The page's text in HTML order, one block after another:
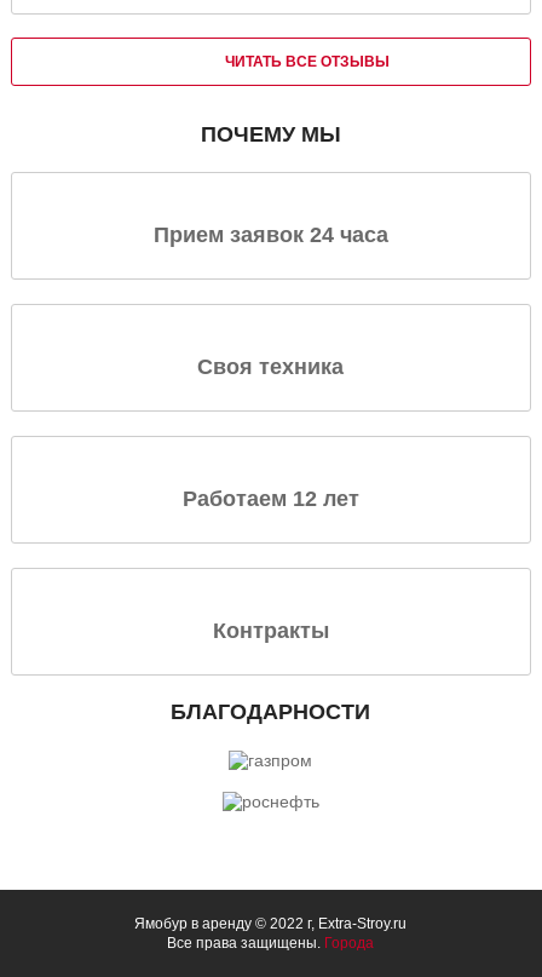
ЧИТАТЬ ВСЕ ОТЗЫВЫ
ПОЧЕМУ МЫ
Прием заявок 24 часа
Своя техника
Работаем 12 лет
Контракты
БЛАГОДАРНОСТИ
Ямобур в аренду © 2022 г, Extra-Stroy.ru
Все права защищены. Города